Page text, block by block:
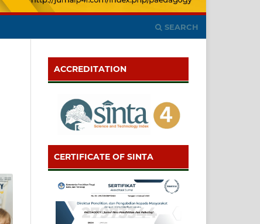
SEARCH
ACCREDITATION
CERTIFICATE OF SINTA